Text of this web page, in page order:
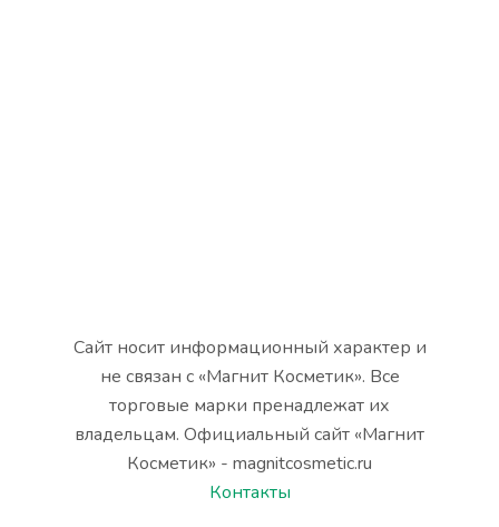
Сайт носит информационный характер и
не связан с «Магнит Косметик». Все
торговые марки пренадлежат их
владельцам. Официальный сайт «Магнит
Косметик» - magnitcosmetic.ru
Контакты